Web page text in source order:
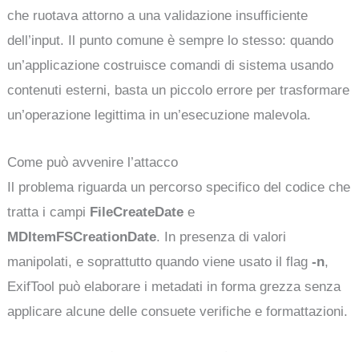
che ruotava attorno a una validazione insufficiente
dell’input. Il punto comune è sempre lo stesso: quando
un’applicazione costruisce comandi di sistema usando
contenuti esterni, basta un piccolo errore per trasformare
un’operazione legittima in un’esecuzione malevola.
Come può avvenire l’attacco
Il problema riguarda un percorso specifico del codice che
tratta i campi FileCreateDate e
MDItemFSCreationDate. In presenza di valori
manipolati, e soprattutto quando viene usato il flag-n,
ExifTool può elaborare i metadati in forma grezza senza
applicare alcune delle consuete verifiche e formattazioni.